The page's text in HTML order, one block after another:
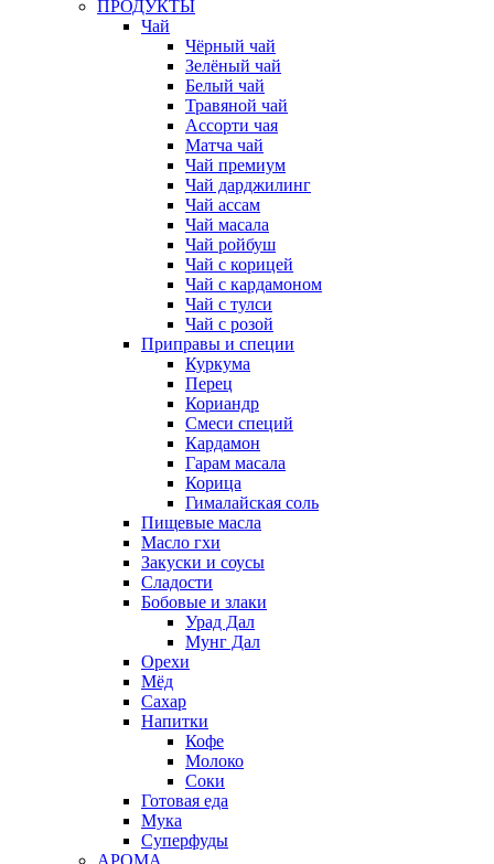
ПРОДУКТЫ
Чай
Чёрный чай
Зелёный чай
Белый чай
Травяной чай
Ассорти чая
Матча чай
Чай премиум
Чай дарджилинг
Чай ассам
Чай масала
Чай ройбуш
Чай с корицей
Чай с кардамоном
Чай с тулси
Чай с розой
Приправы и специи
Куркума
Перец
Кориандр
Смеси специй
Кардамон
Гарам масала
Корица
Гималайская соль
Пищевые масла
Масло гхи
Закуски и соусы
Сладости
Бобовые и злаки
Урад Дал
Мунг Дал
Орехи
Мёд
Сахар
Напитки
Кофе
Молоко
Соки
Готовая еда
Мука
Суперфуды
АРОМА